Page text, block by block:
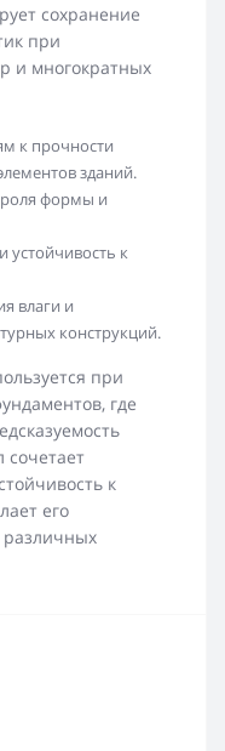
сохранение
при
и многократных
к прочности
зданий.
формы и
устойчивость к
влаги и
конструкций.
при
где
сочетает
к
его